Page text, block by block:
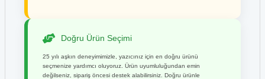
Doğru Ürün Seçimi
25 yılı aşkın deneyimimizle, yazıcınız için en doğru ürünü
seçmenize yardımcı oluyoruz. Ürün uyumluluğundan emin
değilseniz, sipariş öncesi destek alabilirsiniz. Doğru ürünle